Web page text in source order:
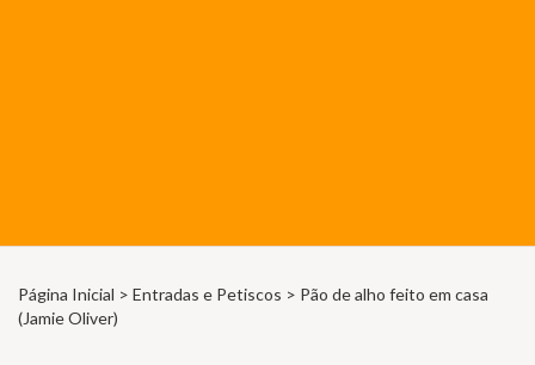
Página Inicial > Entradas e Petiscos > Pão de alho feito em casa
(Jamie Oliver)